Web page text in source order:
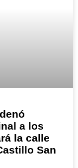
a los
la calle
San